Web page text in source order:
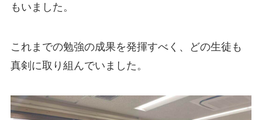
もいました。
これまでの勉強の成果を発揮すべく、どの生徒も
真剣に取り組んでいました。